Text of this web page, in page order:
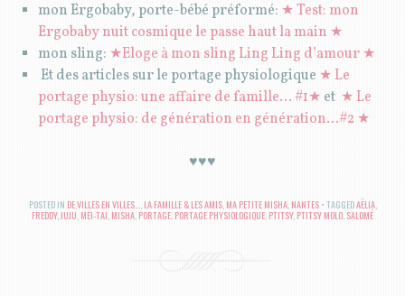
mon Ergobaby, porte-bébé préformé: ★ Test: mon
Ergobaby nuit cosmique le passe haut la main ★
mon sling: ★Eloge à mon sling Ling Ling d’amour ★
Et des articles sur le portage physiologique ★ Le
portage physio: une affaire de famille… #1★ et ★ Le
portage physio: de génération en génération…#2 ★
♥♥♥
POSTED IN DE VILLES EN VILLES..., LA FAMILLE & LES AMIS, MA PETITE MISHA, NANTES TAGGEDAËLIA,
FREDDY,JUJU, MEI-TAI, MISHA, PORTAGE, PORTAGE PHYSIOLOGIQUE, PTITSY, PTITSY MOLO, SALOMÉ